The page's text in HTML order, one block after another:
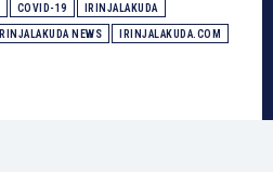
COVID-19 IRINJALAKUDA
IRINJALAKUDA NEWS IRINJALAKUDA.COM